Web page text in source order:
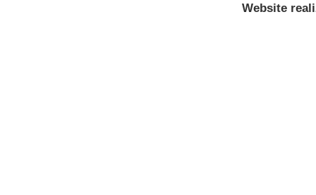
Website